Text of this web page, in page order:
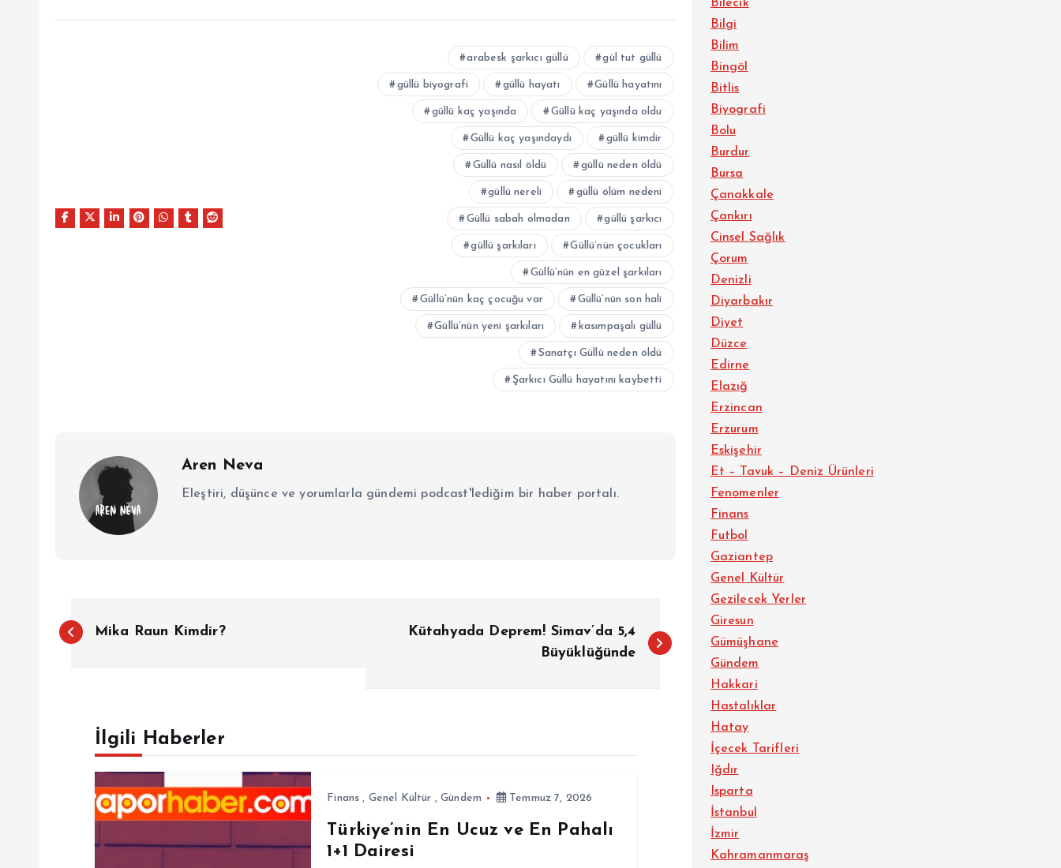
arabesk şarkıcı güllü gül tut güllü
güllü biyografi güllü hayatı Güllü hayatını
güllü kaç yaşında Güllü kaç yaşında oldu
Güllü kaç yaşındaydı güllü kimdir
Güllü nasıl öldü güllü neden öldü
güllü nereli güllü ölüm nedeni
Güllü sabah olmadan güllü şarkıcı
güllü şarkıları Güllü’nün çocukları
Güllü’nün en güzel şarkıları
Güllü’nün kaç çocuğu var Güllü’nün son hali
Güllü’nün yeni şarkıları kasımpaşalı güllü
Sanatçı Güllü neden öldü
Şarkıcı Güllü hayatını kaybetti
Aren Neva
Eleştiri, düşünce ve yorumlarla gündemi podcast'lediğim bir haber portalı.
Y
Mika Raun Kimdir?
Kütahyada Deprem! Simav’da 5,4
Büyüklüğünde
İlgili Haberler
Finans , Genel Kültür ,Gündem Temmuz 7, 2026
Türkiye’nin En Ucuz ve En Pahalı
1+1 Dairesi
Bilecik
Bilgi
Bilim
Bingöl
Bitlis
Biyografi
Bolu
Burdur
Bursa
Çanakkale
Çankırı
Cinsel Sağlık
Çorum
Denizli
Diyarbakır
Diyet
Düzce
Edirne
Elazığ
Erzincan
Erzurum
Eskişehir
Et – Tavuk – Deniz Ürünleri
Fenomenler
Finans
Futbol
Gaziantep
Genel Kültür
Gezilecek Yerler
Giresun
Gümüşhane
Gündem
Hakkari
Hastalıklar
Hatay
İçecek Tarifleri
Iğdır
Isparta
İstanbul
İzmir
Kahramanmaraş